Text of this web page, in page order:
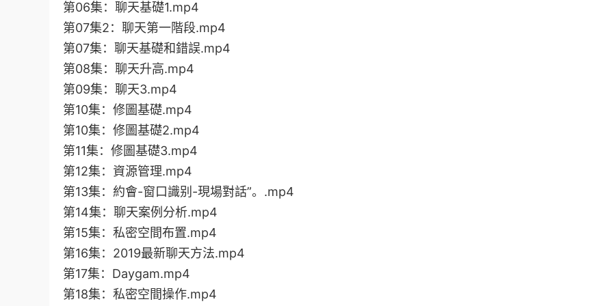
第06集：聊天基礎1.mp4
第07集2：聊天第一階段.mp4
第07集：聊天基礎和錯誤.mp4
第08集：聊天升高.mp4
第09集：聊天3.mp4
第10集：修圖基礎.mp4
第10集：修圖基礎2.mp4
第11集：修圖基礎3.mp4
第12集：資源管理.mp4
第13集：約會-窗口識别-現場對話”。.mp4
第14集：聊天案例分析.mp4
第15集：私密空間布置.mp4
第16集：2019最新聊天方法.mp4
第17集：Daygam.mp4
第18集：私密空間操作.mp4